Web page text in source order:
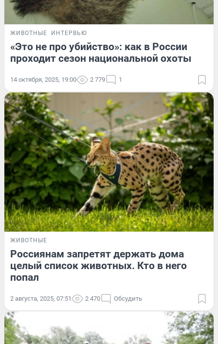
ЖИВОТНЫЕ ИНТЕРВЬЮ
«Это не про убийство»: как в России
проходит сезон национальной охоты
14 октября, 2025, 19:00 2 779 1
ЖИВОТНЫЕ
Россиянам запретят держать дома
целый список животных. Кто в него
попал
2 августа, 2025, 07:51 2 470 Обсудить